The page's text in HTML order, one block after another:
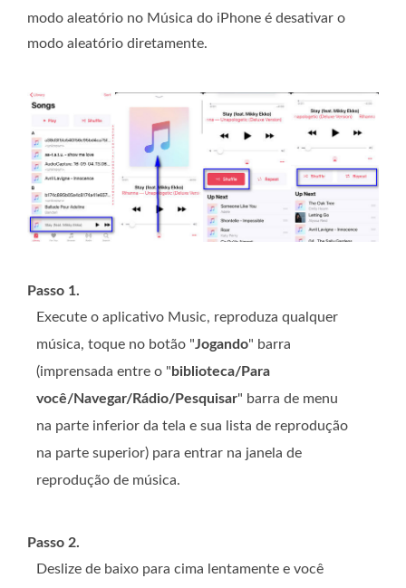
modo aleatório no Música do iPhone é desativar o
modo aleatório diretamente.
Passo 1.
Execute o aplicativo Music, reproduza qualquer
música, toque no botão "Jogando" barra
(imprensada entre o "biblioteca/Para
você/Navegar/Rádio/Pesquisar" barra de menu
na parte inferior da tela e sua lista de reprodução
na parte superior) para entrar na janela de
reprodução de música.
Passo 2.
Deslize de baixo para cima lentamente e você